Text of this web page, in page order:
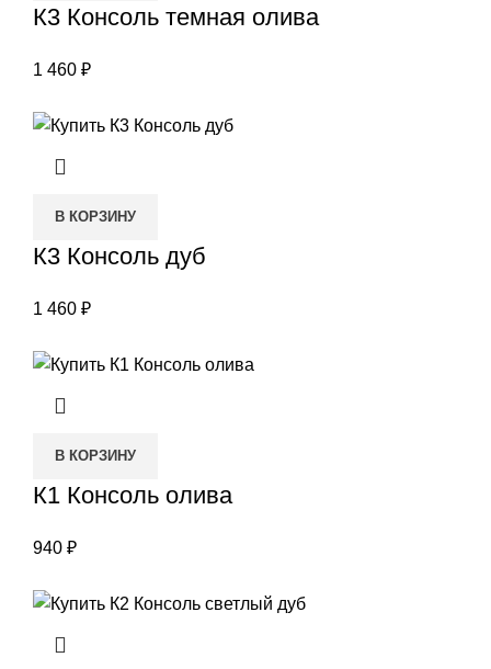
К3 Консоль темная олива
1 460 ₽
В КОРЗИНУ
К3 Консоль дуб
1 460 ₽
В КОРЗИНУ
К1 Консоль олива
940 ₽